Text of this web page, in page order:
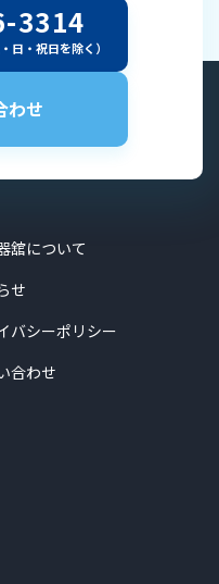
3314
日・祝日を除く）
わせ
舘について
せ
バシーポリシー
合わせ